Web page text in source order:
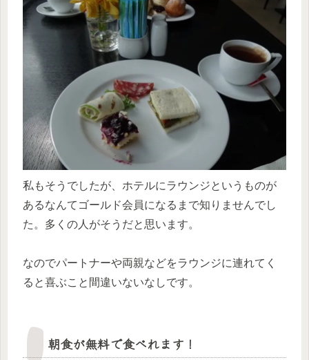
私もそうでしたが、ホテルにラウンジというものが
あるなんてゴールド会員になるまで知りませんでし
た。多くの人がそうだと思います。
なのでパートナーや両親などをラウンジに連れてく
ると喜ぶこと間違いないなしです。
朝食が無料で食べれます！